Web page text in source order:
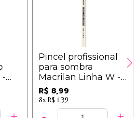
-
Pincel profissional
para sombra
Macrilan Linha W -
W124
R$ 8,99
8x R$ 1,39